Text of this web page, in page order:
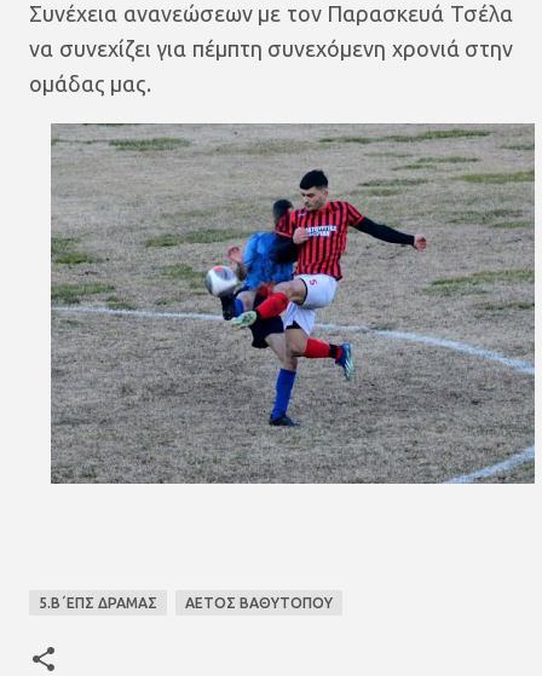
Συνέχεια ανανεώσεων με τον Παρασκευά Τσέλα
να συνεχίζει για πέμπτη συνεχόμενη χρονιά στην
ομάδας μας.
5.Β΄ΕΠΣ ΔΡΑΜΑΣ ΑΕΤΟΣ ΒΑΘΥΤΟΠΟΥ